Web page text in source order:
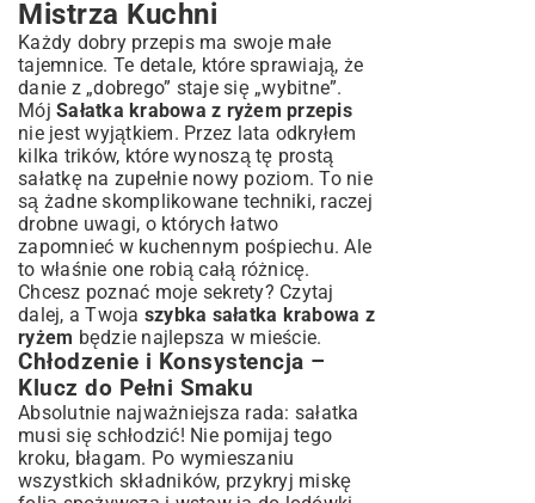
Mistrza Kuchni
Każdy dobry przepis ma swoje małe
tajemnice. Te detale, które sprawiają, że
danie z „dobrego” staje się „wybitne”.
Mój Sałatka krabowa z ryżem przepis
nie jest wyjątkiem. Przez lata odkryłem
kilka trików, które wynoszą tę prostą
sałatkę na zupełnie nowy poziom. To nie
są żadne skomplikowane techniki, raczej
drobne uwagi, o których łatwo
zapomnieć w kuchennym pośpiechu. Ale
to właśnie one robią całą różnicę.
Chcesz poznać moje sekrety? Czytaj
dalej, a Twoja szybka sałatka krabowa z
ryżem będzie najlepsza w mieście.
Chłodzenie i Konsystencja –
Klucz do Pełni Smaku
Absolutnie najważniejsza rada: sałatka
musi się schłodzić! Nie pomijaj tego
kroku, błagam. Po wymieszaniu
wszystkich składników, przykryj miskę